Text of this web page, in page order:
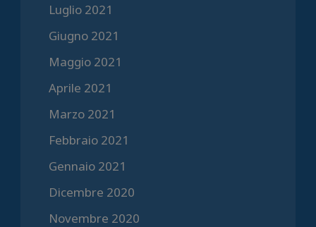
Luglio 2021
Giugno 2021
Maggio 2021
Aprile 2021
Marzo 2021
Febbraio 2021
Gennaio 2021
Dicembre 2020
Novembre 2020